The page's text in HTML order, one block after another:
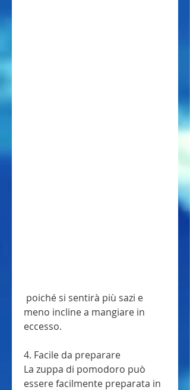
meno incline a mangiare in
eccesso.
4. Facile da preparare
La zuppa di pomodoro può
essere facilmente preparata in